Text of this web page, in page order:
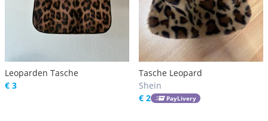
Leoparden Tasche
€ 3
Tasche Leopard
Shein
€ 2
PayLivery